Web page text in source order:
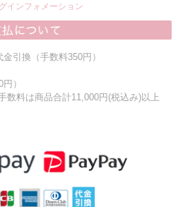
インフォメーション
換（手数料350円）
）
数料は商品合計11,000円(税込み)以上